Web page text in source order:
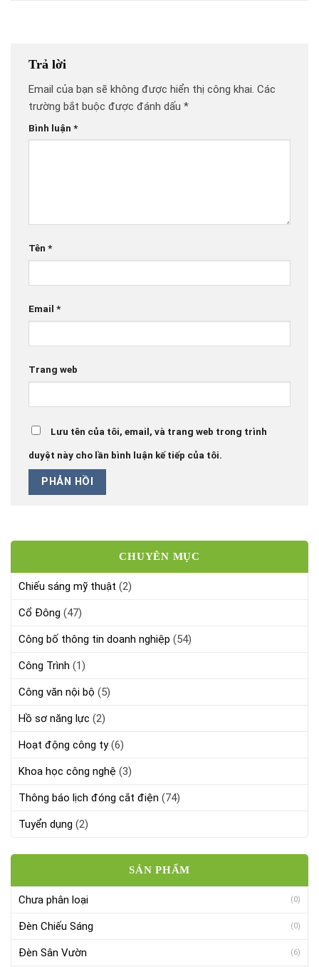
Trả lời
Email của bạn sẽ không được hiển thị công khai. Các
trường bắt buộc được đánh dấu *
Bình luận *
Tên *
Email *
Trang web
Lưu tên của tôi, email, và trang web trong trình
duyệt này cho lần bình luận kế tiếp của tôi.
CHUYÊN MỤC
Chiếu sáng mỹ thuật (2)
Cổ Đông (47)
Công bố thông tin doanh nghiệp (54)
Công Trình (1)
Công văn nội bộ (5)
Hồ sơ năng lực (2)
Hoạt động công ty(6)
Khoa học công nghệ (3)
Thông báo lịch đóng cắt điện (74)
Tuyển dụng (2)
SẢN PHẨM
Chưa phân loại (0)
Đèn Chiếu Sáng (0)
Đèn Sân Vườn (6)